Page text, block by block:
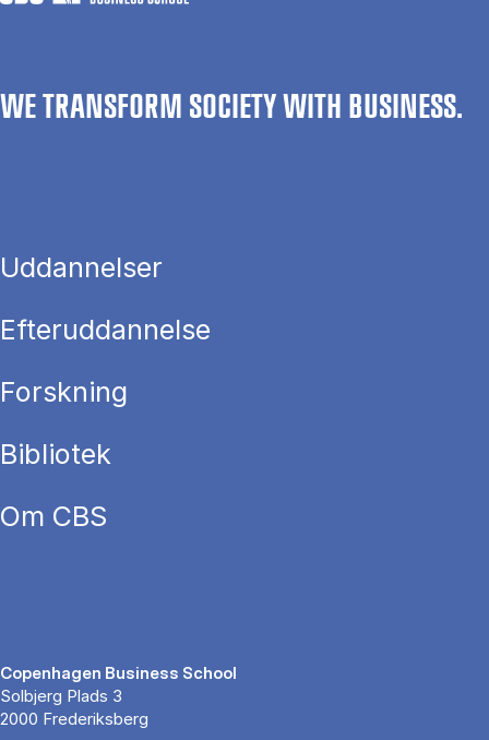
WE TRANSFORM SOCIETY WITH BUSINESS.
Uddannelser
Efteruddannelse
Forskning
Bibliotek
Om CBS
Copenhagen Business School
Solbjerg Plads 3
2000 Frederiksberg